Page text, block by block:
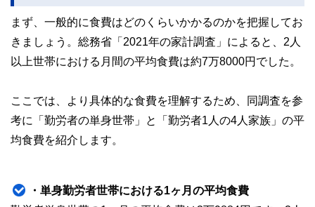
執筆者・監修者による執筆体制を築くことで、内容のわかり
やすさはもちろんのこと、読み応えのあるコンテンツと確か
私たちは、快適でより良い生活のアイデアを提供するお金の
コンシェルジュを目指します。
まず、一般的に食費はどのくらいかかるのかを把握してお
きましょう。総務省「2021年の家計調査」によると、2人
以上世帯における月間の平均食費は約7万8000円でした。
ここでは、より具体的な食費を理解するため、同調査を参
考に「勤労者の単身世帯」と「勤労者1人の4人家族」の平
均食費を紹介します。
・単身勤労者世帯における1ヶ月の平均食費